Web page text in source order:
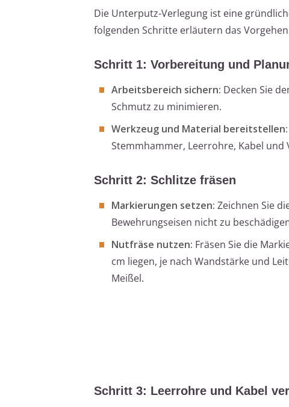
Die Unterputz-Verlegung ist eine
folgenden Schritte erläutern das
Schritt 1: Vorbereitung und
Arbeitsbereich sichern: Decken Sie
Schmutz zu minimieren.
Werkzeug und Material bereitstellen:
Stemmhammer, Leerrohre, Kabel und
Schritt 2: Schlitze fräsen
Markierungen setzen: Zeichnen Sie
Bewehrungseisen nicht zu
Nutfräse nutzen: Fräsen Sie die
cm liegen, je nach Wandstärke und
Meißel.
Schritt 3: Leerrohre und Kabel